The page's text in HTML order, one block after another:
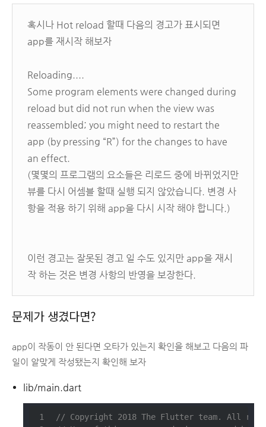
혹시나 Hot reload 할때 다음의 경고가 표시되면
app를 재시작 해보자
Reloading....
Some program elements were changed during
reload but did not run when the view was
reassembled; you might need to restart the
app (by pressing “R”) for the changes to have
an effect.
(몇몇의 프로그램의 요소들은 리로드 중에 바뀌었지만
뷰를 다시 어셈블 할때 실행 되지 않았습니다. 변경 사
항을 적용 하기 위해 app을 다시 시작 해야 합니다.)
이런 경고는 잘못된 경고 일 수도 있지만 app을 재시
작 하는 것은 변경 사항의 반영을 보장한다.
문제가 생겼다면?
app이 작동이 안 된다면 오타가 있는지 확인을 해보고 다음의 파
일이 알맞게 작성됐는지 확인해 보자
lib/main.dart
// Copyright 2018 The Flutter team. All